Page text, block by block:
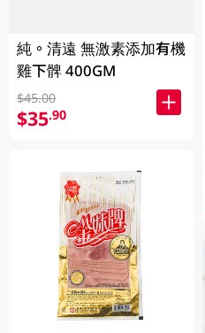
純。清遠 無激素添加有機
雞下髀 400GM
$45.00
$35.90